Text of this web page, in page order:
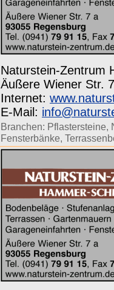
Naturstein-Zentrum
Äußere Wiener Str.
Internet:
E-Mail:
Branchen: Pflastersteine,
Fensterbänke,